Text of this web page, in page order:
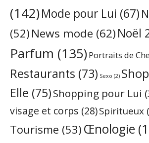
(142)Mode pour Lui (67)
(52) News mode (62)Noël
Parfum (135)Portraits de
Restaurants (73) Sexo (2)
Elle (75)Shopping pour Lui
visage et corps (28)Spiritueux
Tourisme (53) Œnologie